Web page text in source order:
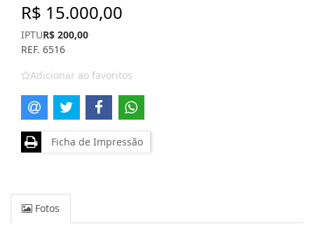
R$ 15.000,00
IPTUR$ 200,00
REF. 6516
Adicionar ao favoritos
Ficha de Impressão
Fotos